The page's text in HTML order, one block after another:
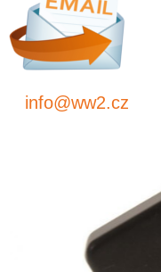
info@ww2.cz